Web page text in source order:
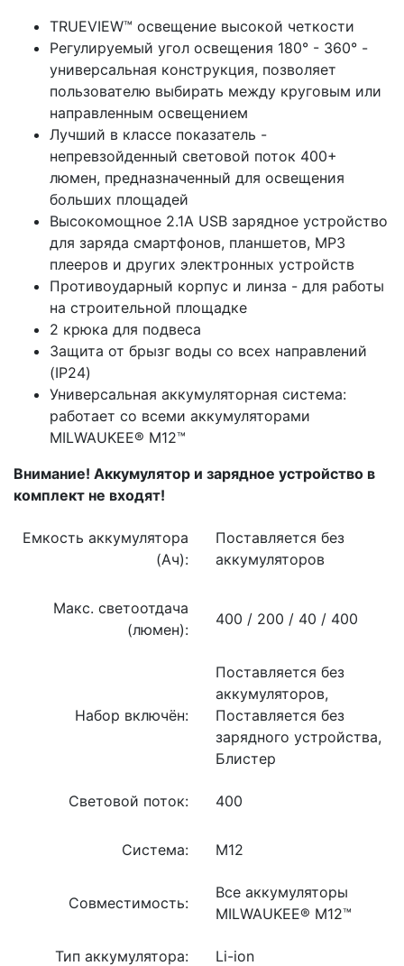
TRUEVIEW™ освещение высокой четкости
Регулируемый угол освещения 180° - 360° -
универсальная конструкция, позволяет
пользователю выбирать между круговым или
направленным освещением
Лучший в классе показатель -
непревзойденный световой поток 400+
люмен, предназначенный для освещения
больших площадей
Высокомощное 2.1А USB зарядное устройство
для заряда смартфонов, планшетов, МР3
плееров и других электронных устройств
Противоударный корпус и линза - для работы
на строительной площадке
2 крюка для подвеса
Защита от брызг воды со всех направлений
(IP24)
Универсальная аккумуляторная система:
работает со всеми аккумуляторами
MILWAUKEE® M12™
Внимание! Аккумулятор и зарядное устройство в
комплект не входят!
Емкость аккумулятора
(Ач):
Поставляется без
аккумуляторов
Макс. светоотдача
(люмен):
400 / 200 / 40 / 400
Набор включён:
Поставляется без
аккумуляторов,
Поставляется без
зарядного устройства,
Блистер
Световой поток: 400
Система: M12
Совместимость:
Все аккумуляторы
MILWAUKEE® M12™
Тип аккумулятора: Li-ion